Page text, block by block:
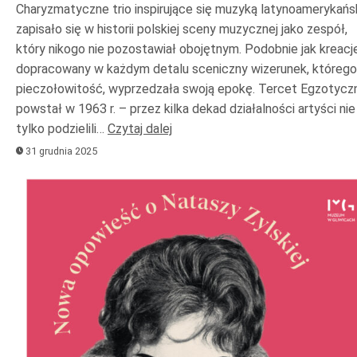
Charyzmatyczne trio inspirujące się muzyką
zapisało się w historii polskiej sceny muzycznej jako zespół,
który nikogo nie pozostawiał obojętnym. Podobnie jak
dopracowany w każdym detalu sceniczny wizerunek, którego
pieczołowitość, wyprzedzała swoją epokę. Tercet
powstał w 1963 r. – przez kilka dekad działalności artyści nie
tylko podzielili… Czytaj dalej
31 grudnia 2025
Odtwarzacz